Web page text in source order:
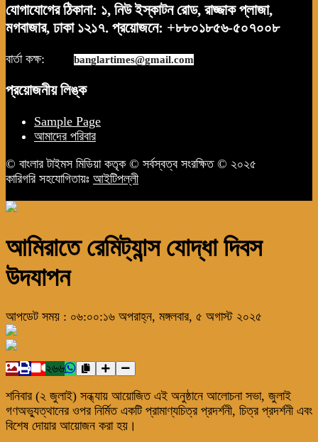
যোগাযোগের ঠিকানা: ১, নিউ ইস্কাটন রোড, রাজ্জাক প্লাজা,
মগবাজার, ঢাকা ১২১৭. প্রয়োজনে: +৮৮০১৮৫৬-৫০৭০০৮
বার্তা কক্ষ: banglartimes@gmail.com
প্রয়োজনীয় লিঙ্ক
Sample Page
আমাদের পরিবার
© বাংলার টাইমস মিডিয়া কতৃক © সর্বস্বত্ব সংরক্ষিত © ২০২৫
কারিগরি সহযোগিতায়ঃ আইটিপল্লী
আমিরাতে রেমিট্যান্স যোদ্ধা দিবস
উদযাপন
আপডেট সময় : ০৬:০০:১৬ অপরাহ্ন, মঙ্গলবার, ৫ অগাস্ট ২০২৫
২৬৬
শনিবার (২ জুলাই) সন্ধ্যায় আয়োজিত এই অনুষ্ঠানে আলোচনা সভা, জুলাই
গণঅভ্যুত্থানের ওপর নির্মিত একটি প্রামাণ্যচিত্র প্রদর্শনী, চিত্র প্রদর্শনী এবং
বিশেষ দোয়ার আয়োজন করা হয়।